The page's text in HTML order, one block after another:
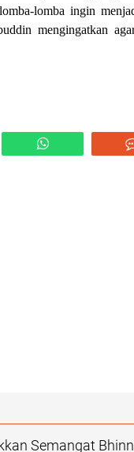
lomba ingin
mengingatkan
Semangat